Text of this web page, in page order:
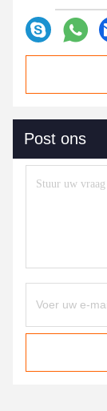
Post ons